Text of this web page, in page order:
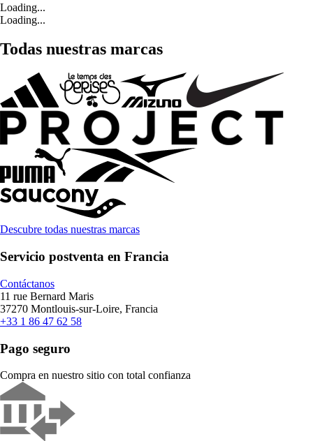
Loading...
Loading...
Todas nuestras marcas
Descubre todas nuestras marcas
Servicio postventa en Francia
Contáctanos
11 rue Bernard Maris
37270 Montlouis-sur-Loire, Francia
+33 1 86 47 62 58
Pago seguro
Compra en nuestro sitio con total confianza